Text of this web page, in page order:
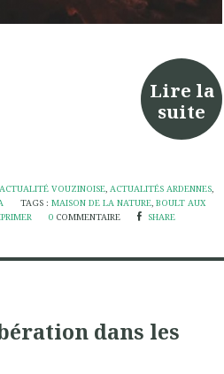
Lire la
suite
ACTUALITÉ VOUZINOISE, ACTUALITÉS ARDENNES,
TAGS :MAISON DE LA NATURE,BOULT AUX
0 COMMENTAIRE SHARE
dans les